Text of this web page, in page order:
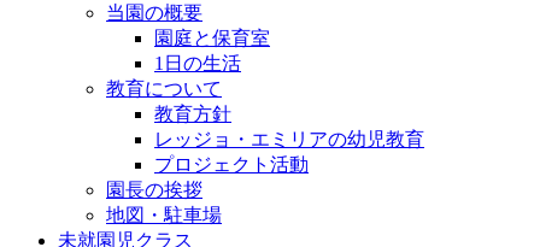
当園の概要
園庭と保育室
1日の生活
教育について
教育方針
レッジョ・エミリアの幼児教育
プロジェクト活動
園長の挨拶
地図・駐車場
未就園児クラス